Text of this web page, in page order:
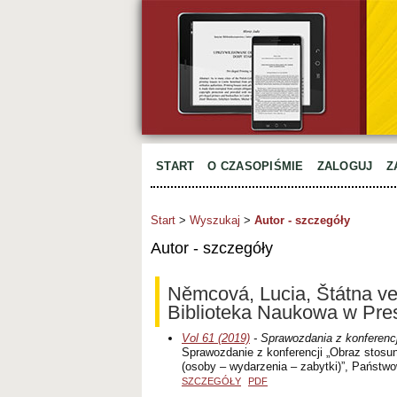
START O CZASOPIŚMIE ZALOGUJ
Start > Wyszukaj > Autor - szczegóły
Autor - szczegóły
Němcová, Lucia, Štátna
Biblioteka Naukowa w
Vol 61 (2019) - Sprawozdania z
Sprawozdanie z konferencji „Obraz
(osoby – wydarzenia – zabytki)”,
SZCZEGÓŁY PDF